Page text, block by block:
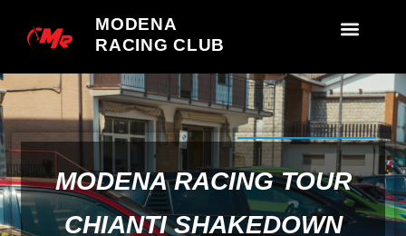
MODENA
RACING CLUB
MODENA RACING TOUR
CHIANTI SHAKEDOWN